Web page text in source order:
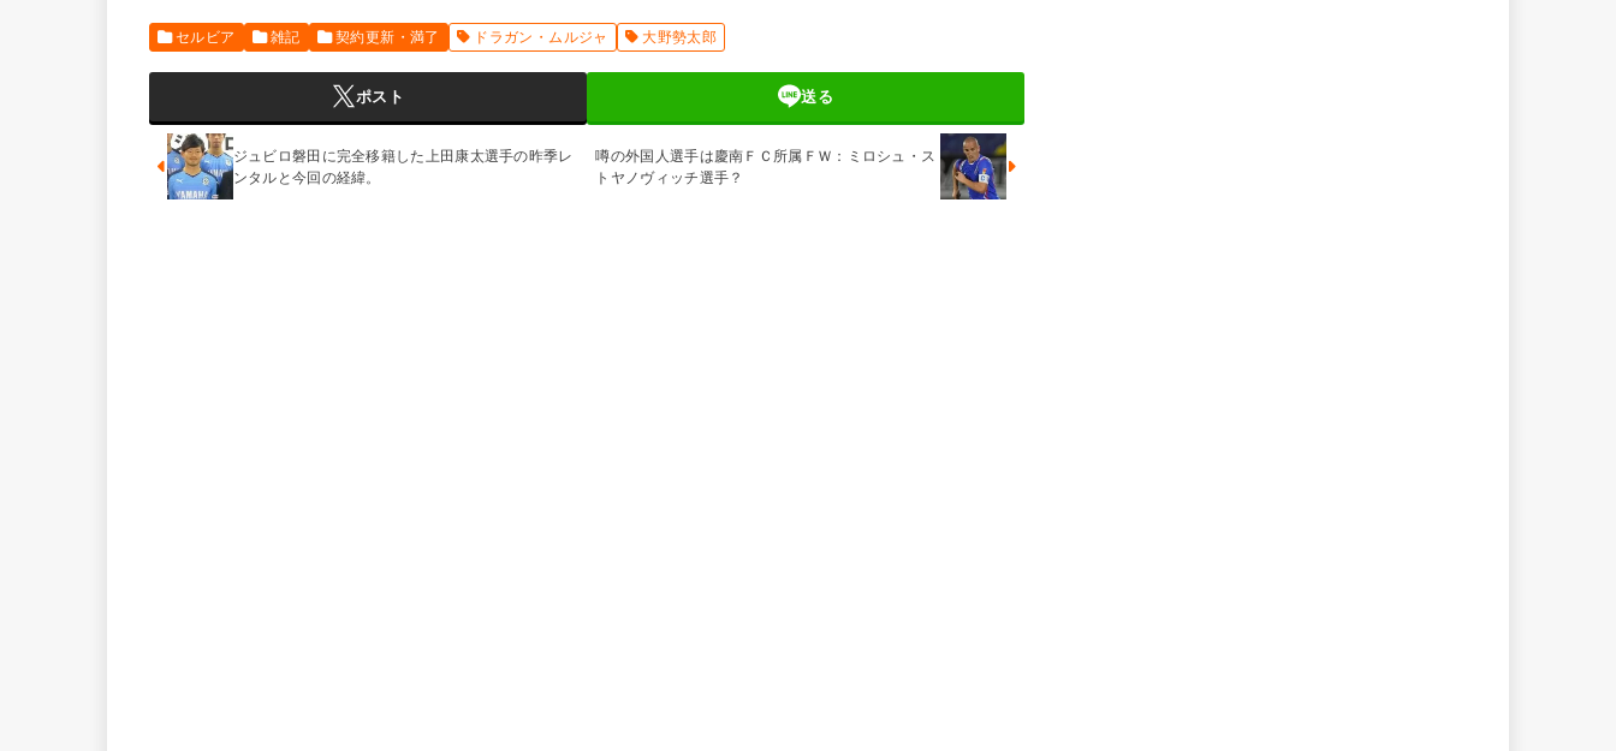
セルビア 雑記 契約更新・満了 ドラガン・ムルジャ 大野勢太郎
ポスト 送る
ジュビロ磐田に完全移籍した上田康太選手の昨季レ
ンタルと今回の経緯。
噂の外国人選手は慶南ＦＣ所属ＦＷ：ミロシュ・ス
トヤノヴィッチ選手？